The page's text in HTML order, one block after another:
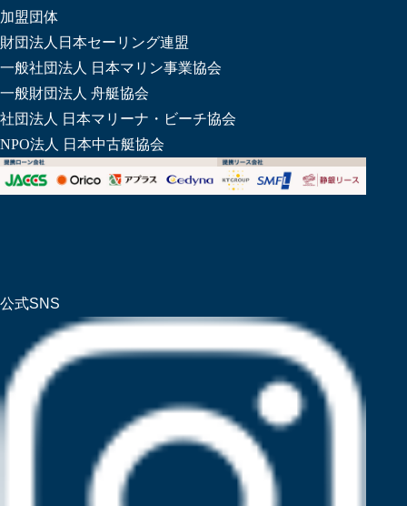
加盟団体
財団法人日本セーリング連盟
一般社団法人 日本マリン事業協会
一般財団法人 舟艇協会
社団法人 日本マリーナ・ビーチ協会
NPO法人 日本中古艇協会
公式SNS